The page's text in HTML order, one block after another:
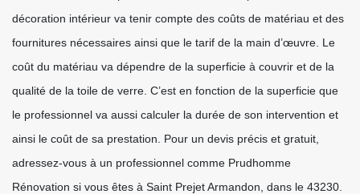
décoration intérieur va tenir compte des coûts de matériau et des
fournitures nécessaires ainsi que le tarif de la main d’œuvre. Le
coût du matériau va dépendre de la superficie à couvrir et de la
qualité de la toile de verre. C’est en fonction de la superficie que
le professionnel va aussi calculer la durée de son intervention et
ainsi le coût de sa prestation. Pour un devis précis et gratuit,
adressez-vous à un professionnel comme Prudhomme
Rénovation si vous êtes à Saint Prejet Armandon, dans le 43230.